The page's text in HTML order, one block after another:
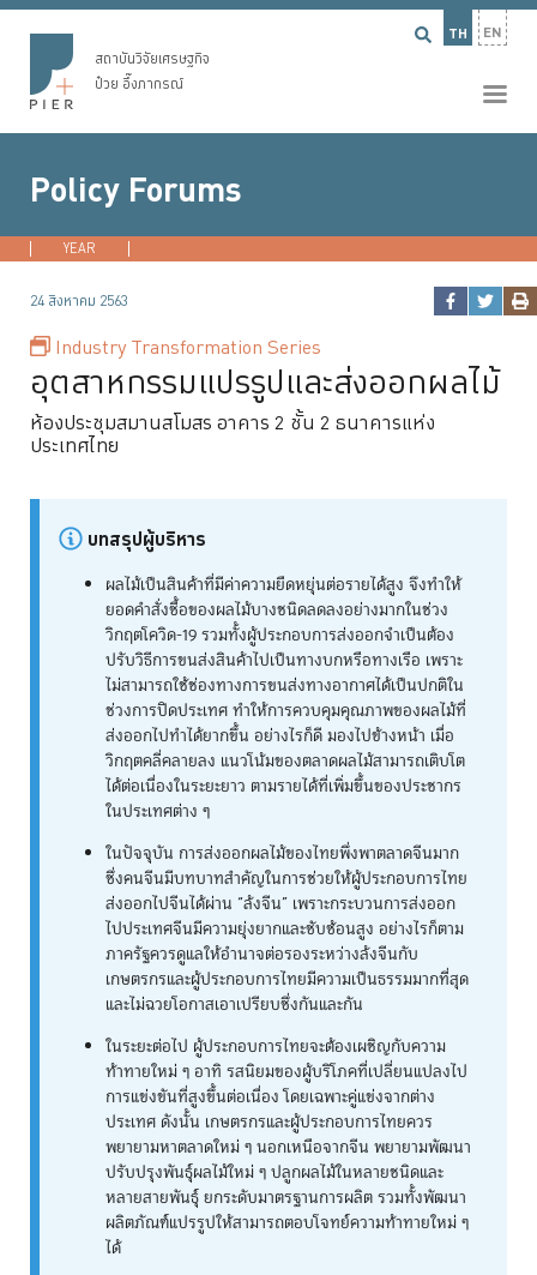
TH EN
สถาบันวิจัยเศรษฐกิจ
ป๋วย อึ๊งภากรณ์
Policy Forums
YEAR
24 สิงหาคม 2563
Industry Transformation Series
อุตสาหกรรมแปรรูปและส่งออกผลไม้
ห้องประชุมสมานสโมสร อาคาร 2 ชั้น 2 ธนาคารแห่ง
ประเทศไทย
บทสรุปผู้บริหาร
ผลไม้เป็นสินค้าที่มีค่าความยืดหยุ่นต่อรายได้สูง จึงทำให้
ยอดคำสั่งซื้อของผลไม้บางชนิดลดลงอย่างมากในช่วง
วิกฤตโควิด-19 รวมทั้งผู้ประกอบการส่งออกจำเป็นต้อง
ปรับวิธีการขนส่งสินค้าไปเป็นทางบกหรือทางเรือ เพราะ
ไม่สามารถใช้ช่องทางการขนส่งทางอากาศได้เป็นปกติใน
ช่วงการปิดประเทศ ทำให้การควบคุมคุณภาพของผลไม้ที่
ส่งออกไปทำได้ยากขึ้น อย่างไรก็ดี มองไปข้างหน้า เมื่อ
วิกฤตคลี่คลายลง แนวโน้มของตลาดผลไม้สามารถเติบโต
ได้ต่อเนื่องในระยะยาว ตามรายได้ที่เพิ่มขึ้นของประชากร
ในประเทศต่าง ๆ
ในปัจจุบัน การส่งออกผลไม้ของไทยพึ่งพาตลาดจีนมาก
ซึ่งคนจีนมีบทบาทสำคัญในการช่วยให้ผู้ประกอบการไทย
ส่งออกไปจีนได้ผ่าน “ล้งจีน” เพราะกระบวนการส่งออก
ไปประเทศจีนมีความยุ่งยากและซับซ้อนสูง อย่างไรก็ตาม
ภาครัฐควรดูแลให้อำนาจต่อรองระหว่างล้งจีนกับ
เกษตรกรและผู้ประกอบการไทยมีความเป็นธรรมมากที่สุด
และไม่ฉวยโอกาสเอาเปรียบซึ่งกันและกัน
ในระยะต่อไป ผู้ประกอบการไทยจะต้องเผชิญกับความ
ท้าทายใหม่ ๆ อาทิ รสนิยมของผู้บริโภคที่เปลี่ยนแปลงไป
การแข่งขันที่สูงขึ้นต่อเนื่อง โดยเฉพาะคู่แข่งจากต่าง
ประเทศ ดังนั้น เกษตรกรและผู้ประกอบการไทยควร
พยายามหาตลาดใหม่ ๆ นอกเหนือจากจีน พยายามพัฒนา
ปรับปรุงพันธุ์ผลไม้ใหม่ ๆ ปลูกผลไม้ในหลายชนิดและ
หลายสายพันธุ์ ยกระดับมาตรฐานการผลิต รวมทั้งพัฒนา
ผลิตภัณฑ์แปรรูปให้สามารถตอบโจทย์ความท้าทายใหม่ ๆ
ได้